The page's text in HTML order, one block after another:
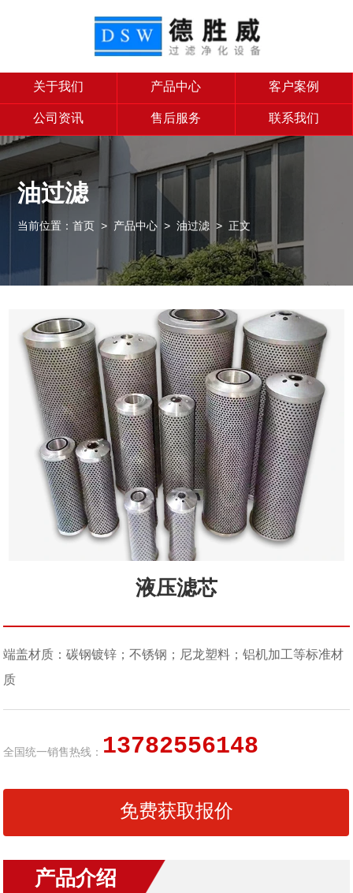
关于我们 产品中心 客户案例
公司资讯 售后服务 联系我们
油过滤
当前位置：首页 > 产品中心 >油过滤 > 正文
液压滤芯
端盖材质：碳钢镀锌；不锈钢；尼龙塑料；铝机加工等标准材
质
全国统一销售热线： 13782556148
免费获取报价
产品介绍